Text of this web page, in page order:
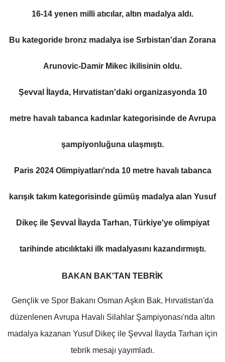
16-14 yenen milli atıcılar, altın madalya aldı.
Bu kategoride bronz madalya ise Sırbistan'dan Zorana
Arunovic-Damir Mikec ikilisinin oldu.
Şevval İlayda, Hırvatistan'daki organizasyonda 10
metre havalı tabanca kadınlar kategorisinde de Avrupa
şampiyonluğuna ulaşmıştı.
Paris 2024 Olimpiyatları'nda 10 metre havalı tabanca
karışık takım kategorisinde gümüş madalya alan Yusuf
Dikeç ile Şevval İlayda Tarhan, Türkiye'ye olimpiyat
tarihinde atıcılıktaki ilk madalyasını kazandırmıştı.
BAKAN BAK'TAN TEBRİK
Gençlik ve Spor Bakanı Osman Aşkın Bak, Hırvatistan'da
düzenlenen Avrupa Havalı Silahlar Şampiyonası'nda altın
madalya kazanan Yusuf Dikeç ile Şevval İlayda Tarhan için
tebrik mesajı yayımladı.